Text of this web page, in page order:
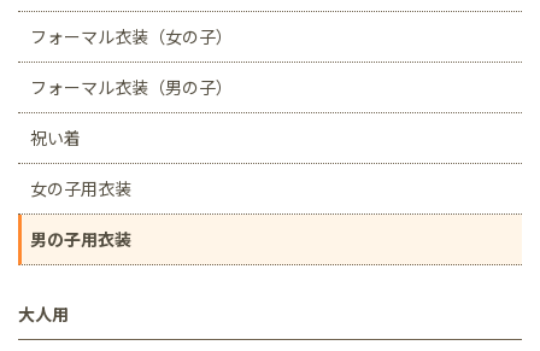
フォーマル衣装（女の子）
フォーマル衣装（男の子）
祝い着
女の子用衣装
男の子用衣装
大人用